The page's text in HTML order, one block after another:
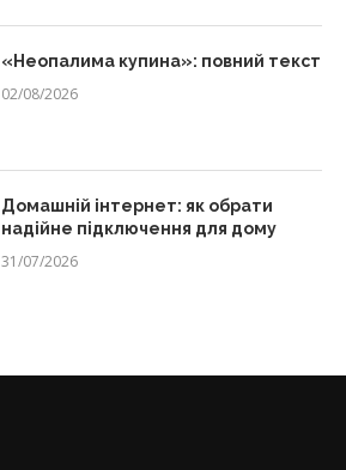
«Неопалима купина»: повний текст
02/08/2026
Домашній інтернет: як обрати
надійне підключення для дому
31/07/2026